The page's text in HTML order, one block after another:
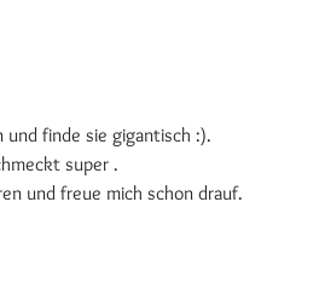
und finde sie gigantisch :).
super .
und freue mich schon drauf.